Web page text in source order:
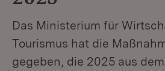
Das Ministerium für
Tourismus hat die
gegeben, die 2025 aus dem